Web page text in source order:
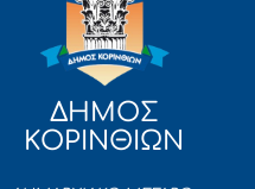
ΔΗΜΟΣ
ΚΟΡΙΝΘΙΩΝ